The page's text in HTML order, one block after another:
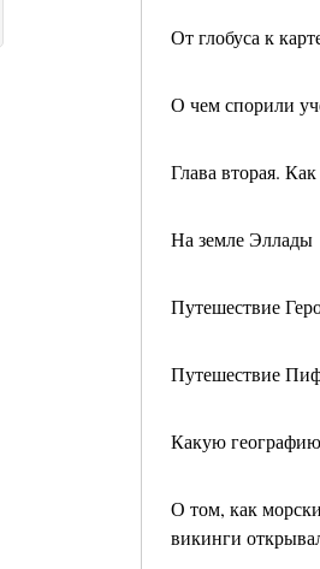
От глобуса к
О чем спорили
Глава вторая.
На земле Эллады
Путешествие
Путешествие
Какую
О том, как
викинги